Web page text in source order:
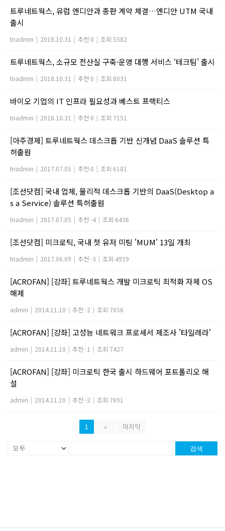
트루네트웍스, 유럽 엔디안과 총판 계약 체결…엔디안 UTM 국내
출시
tnadmin | 2018.10.31 | 추천 0 | 조회 5582
트루네트웍스, 소규모 전산실 구축·운영 대행 서비스 ‘테크팀’ 출시
tnadmin | 2018.10.31 | 추천 0 | 조회 8031
바이오 기업의 IT 인프라 필요성과 베스트 프랙티스
tnadmin | 2018.10.31 | 추천 0 | 조회 7151
[아주경제] 트루네트웍스 데스크톱 기반 신개념 DaaS 솔루션 특
허출원
tnadmin | 2017.07.05 | 추천 0 | 조회 6181
[조선닷컴] 국내 업체, 물리적 데스크톱 기반의 DaaS(Desktop a
s a Service) 솔루션 특허출원
tnadmin | 2017.07.05 | 추천 -4 | 조회 6436
[조선닷컴] 미크로틱, 국내 첫 유저 미팅 'MUM' 13일 개최
tnadmin | 2017.06.09 | 추천 -3 | 조회 4959
[ACROFAN] [강좌] 트루네트웍스 개발 미크로틱 최적화 자체 OS
해제
admin | 2014.11.10 | 추천 -2 | 조회 7656
[ACROFAN] [강좌] 고성능 네트워크 프로세서 제조사 '타일레라'
admin | 2014.11.10 | 추천 -1 | 조회 7427
[ACROFAN] [강좌] 미크로틱 한국 출시 하드웨어 포트폴리오 해
설
admin | 2014.11.10 | 추천 -2 | 조회 7691
1 » 마지막
검색